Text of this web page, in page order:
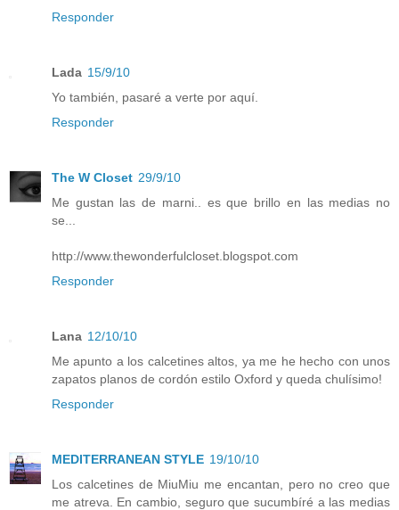
Responder
Lada 15/9/10
Yo también, pasaré a verte por aquí.
Responder
The W Closet 29/9/10
Me gustan las de marni.. es que brillo en las medias no
se...
http://www.thewonderfulcloset.blogspot.com
Responder
Lana 12/10/10
Me apunto a los calcetines altos, ya me he hecho con unos
zapatos planos de cordón estilo Oxford y queda chulísimo!
Responder
MEDITERRANEAN STYLE 19/10/10
Los calcetines de MiuMiu me encantan, pero no creo que
me atreva. En cambio, seguro que sucumbíré a las medias